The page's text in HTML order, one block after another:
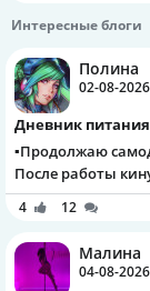
Интересные блоги
Полина
02-08-2026
Дневник
▪️Продолжаю
После работы
4 12
Малина
04-08-2026